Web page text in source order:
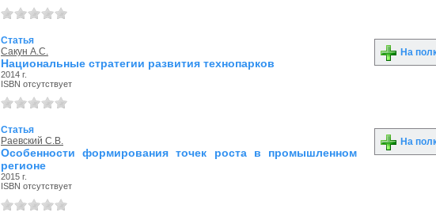
Статья
Сакун А.С.
Национальные стратегии развития технопарков
2014 г.
ISBN отсутствует
На
Статья
Раевский С.В.
Особенности формирования точек роста в промышленном
регионе
2015 г.
ISBN отсутствует
На